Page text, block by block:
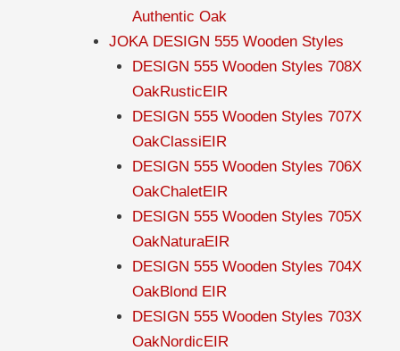
Authentic Oak
JOKA DESIGN 555 Wooden Styles
DESIGN 555 Wooden Styles 708X
OakRusticEIR
DESIGN 555 Wooden Styles 707X
OakClassiEIR
DESIGN 555 Wooden Styles 706X
OakChaletEIR
DESIGN 555 Wooden Styles 705X
OakNaturaEIR
DESIGN 555 Wooden Styles 704X
OakBlond EIR
DESIGN 555 Wooden Styles 703X
OakNordicEIR